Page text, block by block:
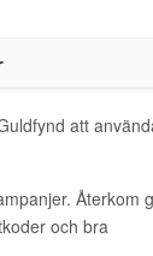
att
Återkom
och bra